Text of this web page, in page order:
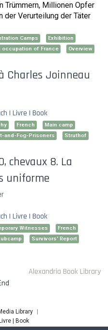
Trümmern, Millionen Opfer
der Verurteilung der Täter
Camps
Exhibition
occupation of France Overview
Charles Joinneau
| Livre | Book
French
Main camp
and-Fog-Prisoners Struthof
chevaux 8. La
uniforme
| Livre | Book
Witnesses
French
Survivors' Report
Alexandria Book Library
Library
| Book